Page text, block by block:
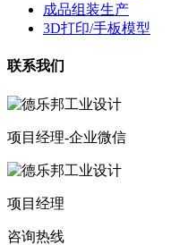
成品组装生产
3D打印/手板模型
联系我们
项目经理-企业微信
项目经理
咨询热线